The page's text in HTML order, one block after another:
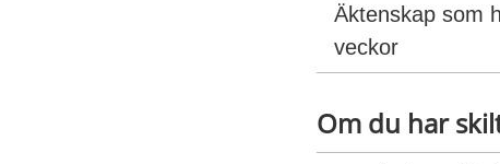
Äktenskap som
veckor
Om du har